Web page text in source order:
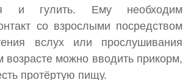
и гулить. Ему необходим
со взрослыми посредством
вслух или прослушивания
возрасте можно вводить прикорм,
протёртую пищу.